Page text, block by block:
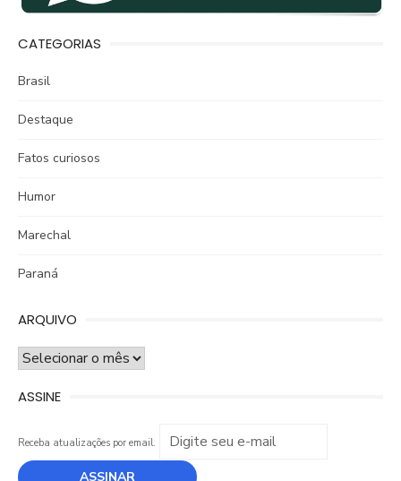
CATEGORIAS
Brasil
Destaque
Fatos curiosos
Humor
Marechal
Paraná
ARQUIVO
ARQUIVO
ASSINE
Receba atualizações por email.